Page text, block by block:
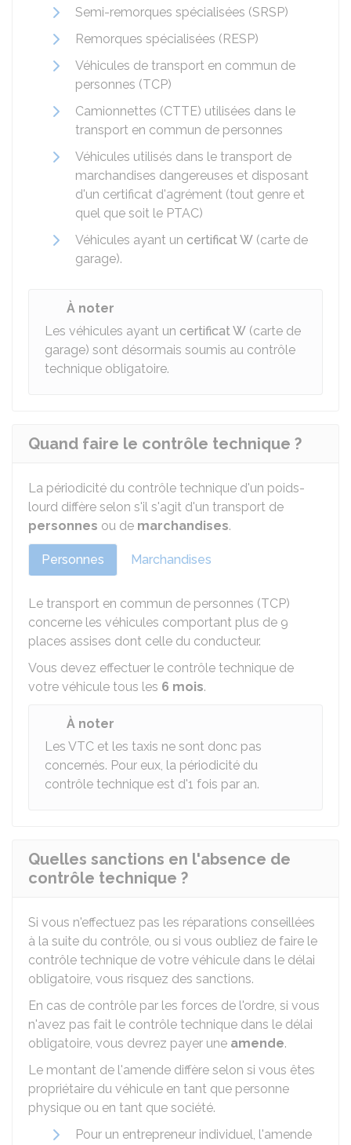
Semi-remorques spécialisées (SRSP)
Remorques spécialisées (RESP)
Véhicules de transport en commun de
personnes (TCP)
Camionnettes (CTTE) utilisées dans le
transport en commun de personnes
Véhicules utilisés dans le transport de
marchandises dangereuses et disposant
d'un certificat d'agrément (tout genre et
quel que soit le PTAC)
Véhicules ayant un certificat W (carte de
garage).
À noter
Les véhicules ayant un certificat W (carte de
garage) sont désormais soumis au contrôle
technique obligatoire.
Quand faire le contrôle technique ?
La périodicité du contrôle technique d'un poids-
lourd diffère selon s'il s'agit d'un transport de
personnes ou de marchandises.
Personnes Marchandises
Le transport en commun de personnes (TCP)
concerne les véhicules comportant plus de 9
places assises dont celle du conducteur.
Vous devez effectuer le contrôle technique de
votre véhicule tous les 6 mois.
À noter
Les VTC et les taxis ne sont donc pas
concernés. Pour eux, la périodicité du
contrôle technique est d'1 fois par an.
Quelles sanctions en l'absence de
contrôle technique ?
Si vous n'effectuez pas les réparations conseillées
à la suite du contrôle, ou si vous oubliez de faire le
contrôle technique de votre véhicule dans le délai
obligatoire, vous risquez des sanctions.
En cas de contrôle par les forces de l'ordre, si vous
n'avez pas fait le contrôle technique dans le délai
obligatoire, vous devrez payer une amende.
Le montant de l'amende diffère selon si vous êtes
propriétaire du véhicule en tant que personne
physique ou en tant que société.
Pour un entrepreneur individuel, l'amende